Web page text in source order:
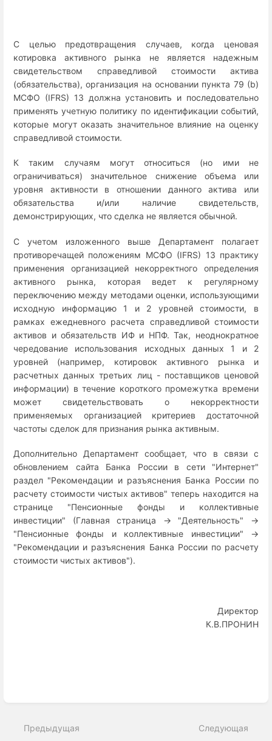
С целью предотвращения случаев, когда ценовая
котировка активного рынка не является надежным
свидетельством справедливой стоимости актива
(обязательства), организация на основании пункта 79 (b)
МСФО (IFRS) 13 должна установить и последовательно
применять учетную политику по идентификации событий,
которые могут оказать значительное влияние на оценку
справедливой стоимости.
К таким случаям могут относиться (но ими не
ограничиваться) значительное снижение объема или
уровня активности в отношении данного актива или
обязательства и/или наличие свидетельств,
демонстрирующих, что сделка не является обычной.
С учетом изложенного выше Департамент полагает
противоречащей положениям МСФО (IFRS) 13 практику
применения организацией некорректного определения
активного рынка, которая ведет к регулярному
переключению между методами оценки, использующими
исходную информацию 1 и 2 уровней стоимости, в
рамках ежедневного расчета справедливой стоимости
активов и обязательств ИФ и НПФ. Так, неоднократное
чередование использования исходных данных 1 и 2
уровней (например, котировок активного рынка и
расчетных данных третьих лиц - поставщиков ценовой
информации) в течение короткого промежутка времени
может свидетельствовать о некорректности
применяемых организацией критериев достаточной
частоты сделок для признания рынка активным.
Дополнительно Департамент сообщает, что в связи с
обновлением сайта Банка России в сети "Интернет"
раздел "Рекомендации и разъяснения Банка России по
расчету стоимости чистых активов" теперь находится на
странице "Пенсионные фонды и коллективные
инвестиции" (Главная страница -> "Деятельность" ->
"Пенсионные фонды и коллективные инвестиции" ->
"Рекомендации и разъяснения Банка России по расчету
стоимости чистых активов").
Директор
К.В.ПРОНИН
mode
Предыдущая Следующая